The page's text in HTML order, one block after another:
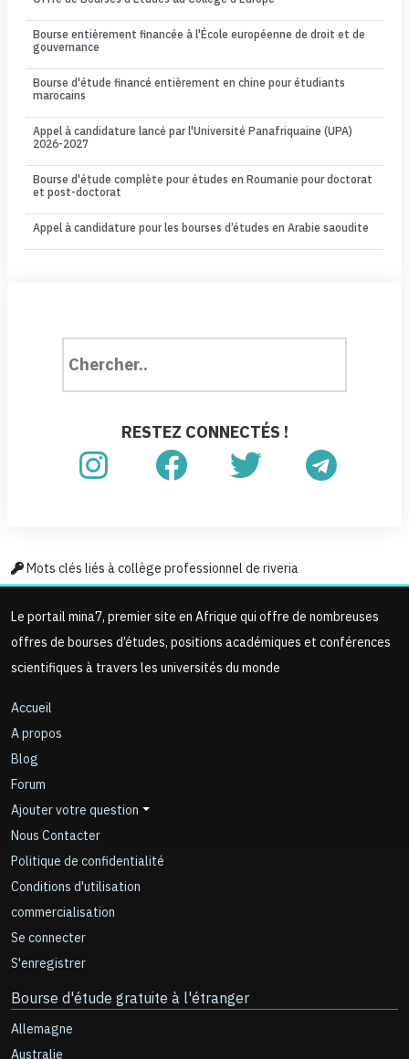
Bourse entièrement financée à l'École européenne de droit et de
gouvernance
Bourse d'étude financé entièrement en chine pour étudiants
marocains
Appel à candidature lancé par l'Université Panafriquaine (UPA)
2026-2027
Bourse d'étude complète pour études en Roumanie pour doctorat
et post-doctorat
Appel à candidature pour les bourses d’études en Arabie saoudite
RESTEZ CONNECTÉS !
Mots clés liés à collège professionnel de riveria
Le portail mina7, premier site en Afrique qui offre de nombreuses
offres de bourses d’études, positions académiques et conférences
scientifiques à travers les universités du monde
Accueil
A propos
Blog
Forum
Ajouter votre question
Nous Contacter
Politique de confidentialité
Conditions d'utilisation
commercialisation
Se connecter
S'enregistrer
Bourse d'étude gratuite à l'étranger
Allemagne
Australie